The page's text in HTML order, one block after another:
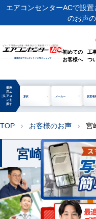
エアコンセンターACで設
のお声
ビル・工場用から店舗・事務所まで | 業務用エアコン専門店
業務用エアコンオンラインNo.1ショップ
初めての
お客様へ
工
つ
manage_search
業務
用エ
アコ
ンを
探す
形状 メーカー 設置場
TOP chevron_right お客様のお声 chevron_right 宮
宮崎県のお